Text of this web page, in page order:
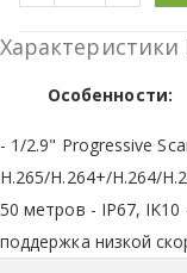
Характеристики
Особенности:
- 1/2.9" Progressive
H.265/H.264+/H.264/
50 метров - IP67,
поддержка низкой